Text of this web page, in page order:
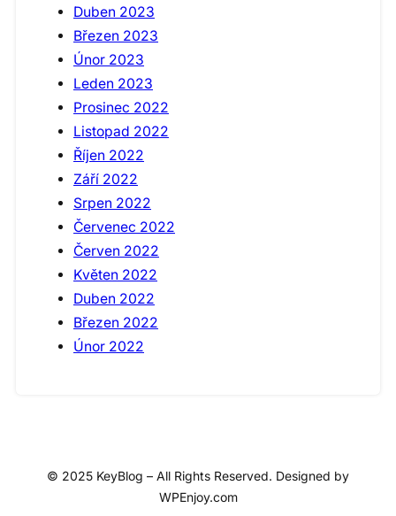
Duben 2023
Březen 2023
Únor 2023
Leden 2023
Prosinec 2022
Listopad 2022
Říjen 2022
Září 2022
Srpen 2022
Červenec 2022
Červen 2022
Květen 2022
Duben 2022
Březen 2022
Únor 2022
© 2025 KeyBlog – All Rights Reserved. Designed by
WPEnjoy.com